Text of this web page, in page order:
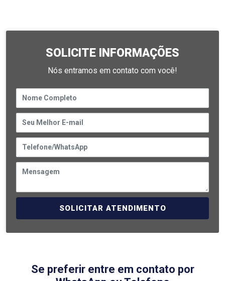
SOLICITE INFORMAÇÕES
Nós entramos em contato com você!
SOLICITAR ATENDIMENTO
Se preferir entre em contato por